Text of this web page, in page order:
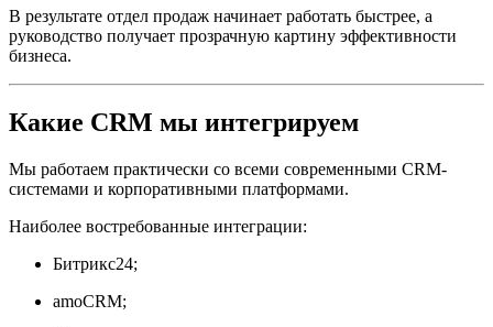
В результате отдел продаж начинает работать быстрее, а
руководство получает прозрачную картину эффективности
бизнеса.
Какие CRM мы интегрируем
Мы работаем практически со всеми современными CRM-
системами и корпоративными платформами.
Наиболее востребованные интеграции:
Битрикс24;
amoCRM;